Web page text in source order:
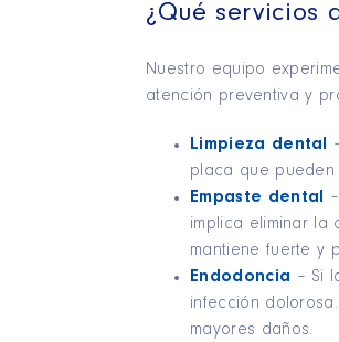
¿Qué servicios
Nuestro equipo
atención preventiva y
Limpieza dental
placa que
Empaste dental
implica eliminar la
mantiene fuerte y
Endodoncia – Si
infección
mayores daños.